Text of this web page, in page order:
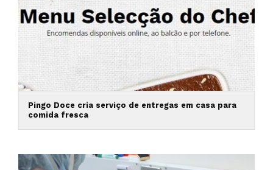
Pingo Doce cria serviço de entregas em casa para
comida fresca